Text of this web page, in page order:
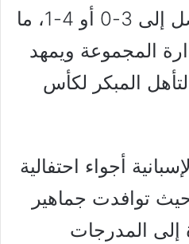
لإسبانيا بنتيجة قد تصل إلى 3-0 أو 4-1، ما
المجموعة ويمهد
المبكر لكأس
أجواء احتفالية
توافدت جماهير
إلى المدرجات